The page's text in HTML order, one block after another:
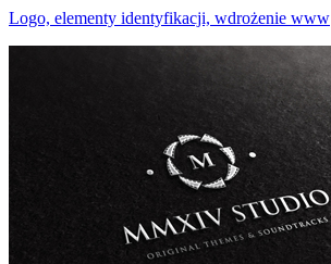
Logo, elementy identyfikacji, wdrożenie www